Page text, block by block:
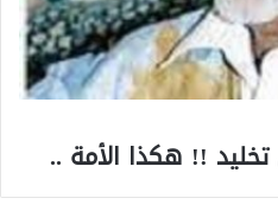
!! هكذا الأمة ..